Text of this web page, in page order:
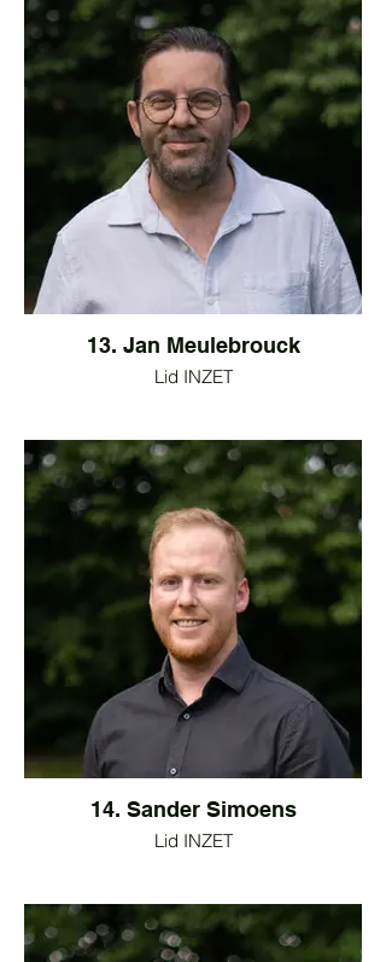
13. Jan Meulebrouck
Lid INZET
14. Sander Simoens
Lid INZET